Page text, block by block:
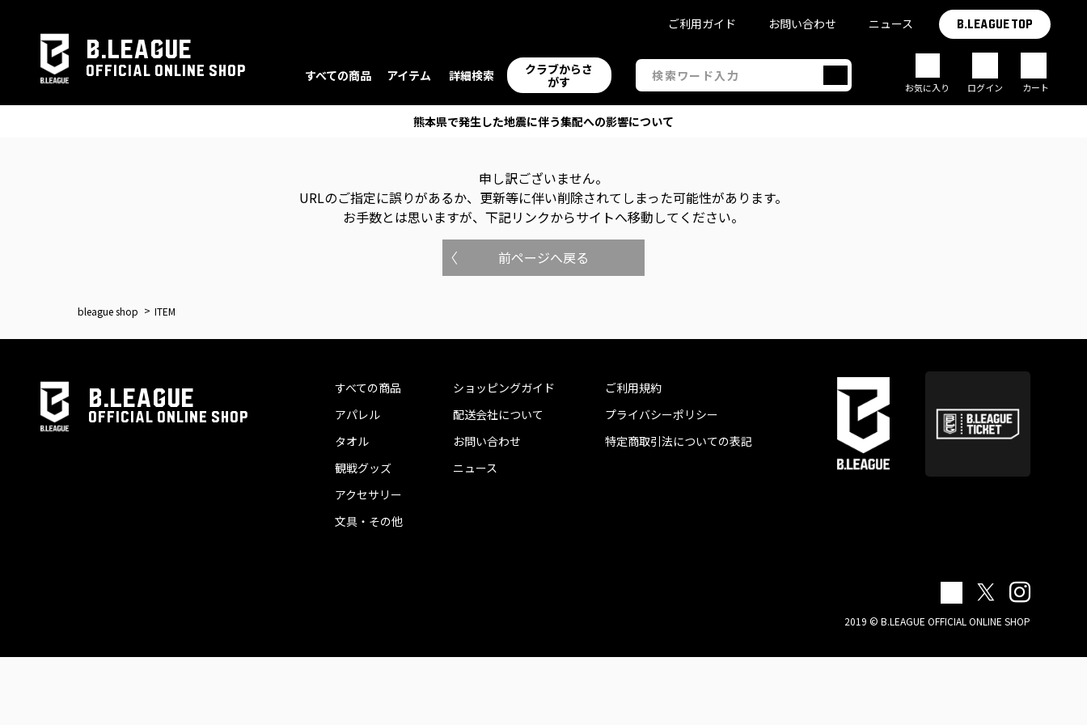
B.LEAGUE
OFFICIAL ONLINE SHOP すべての商品 アイテム 詳細検索
クラブからさ
がす
ご利用ガイド お問い合わせ ニュース B.LEAGUE TOP
お気に入り ログイン カート
熊本県で発生した地震に伴う集配への影響について
申し訳ございません。
URLのご指定に誤りがあるか、更新等に伴い削除されてしまった可能性があります。
お手数とは思いますが、下記リンクからサイトへ移動してください。
前ページへ戻る
bleague shop ITEM
B.LEAGUE
OFFICIAL ONLINE SHOP
すべての商品
アパレル
タオル
観戦グッズ
アクセサリー
文具・その他
ショッピングガイド
配送会社について
お問い合わせ
ニュース
ご利用規約
プライバシーポリシー
特定商取引法についての表記
2019 © B.LEAGUE OFFICIAL ONLINE SHOP